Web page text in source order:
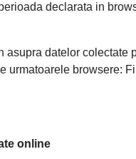
declarata in
datelor colectate
urmatoarele browsere:
online